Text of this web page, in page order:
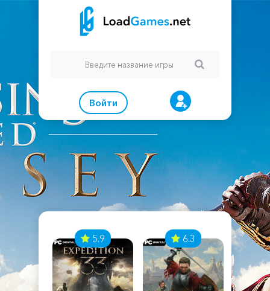
Войти
5.9 6.3